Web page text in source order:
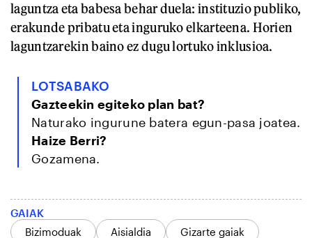
laguntza eta babesa behar duela: instituzio publiko,
erakunde pribatu eta inguruko elkarteena. Horien
laguntzarekin baino ez dugu lortuko inklusioa.
LOTSABAKO
Gazteekin egiteko plan bat?
Naturako ingurune batera egun-pasa joatea.
Haize Berri?
Gozamena.
GAIAK
Bizimoduak
Aisialdia Gizarte gaiak